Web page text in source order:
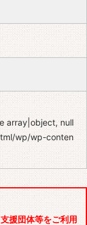
array|object, null
wp/wp-conten
援団体等をご利用